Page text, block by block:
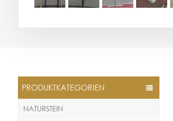
PRODUKTKATEGORIEN
NATURSTEIN